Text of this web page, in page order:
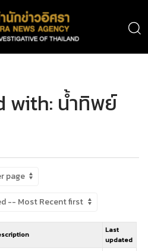
with: น้ำทิพย์
Last
updated